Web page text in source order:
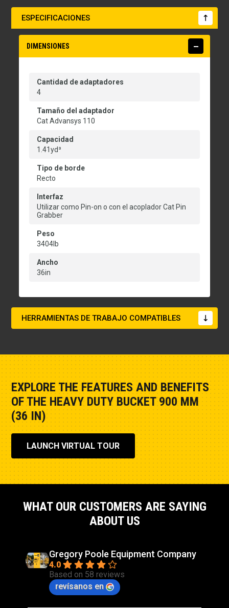
ESPECIFICACIONES
DIMENSIONES
Cantidad de adaptadores
4
Tamaño del adaptador
Cat Advansys 110
Capacidad
1.41yd³
Tipo de borde
Recto
Interfaz
Utilizar como Pin-on o con el acoplador Cat Pin
Grabber
Peso
3404lb
Ancho
36in
HERRAMIENTAS DE TRABAJO COMPATIBLES
EXPLORE THE FEATURES AND BENEFITS
OF THE HEAVY DUTY BUCKET 900 MM
(36 IN)
LAUNCH VIRTUAL TOUR
WHAT OUR CUSTOMERS ARE SAYING
ABOUT US
Gregory Poole Equipment Company
4.0
Based on 58 reviews
revísanos en